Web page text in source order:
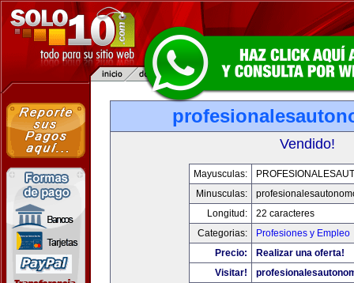
Vendido!
Mayusculas:
Minusculas:
Longitud:
22 caracteres
Categorias:
Profesiones y Empleo
Precio:
Realizar una oferta!
Visitar!